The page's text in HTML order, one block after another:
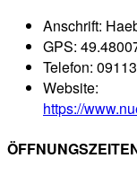
Anschrift:
GPS:
Telefon:
Website:
https://